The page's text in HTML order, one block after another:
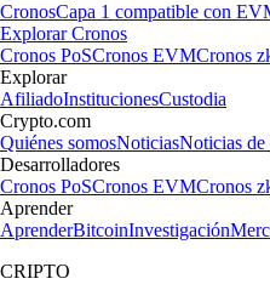
CronosCapa 1 compatible con
Explorar Cronos
Cronos PoSCronos EVMCronos
Explorar
AfiliadoInstitucionesCustodia
Crypto.com
Quiénes somosNoticiasNoticias de
Desarrolladores
Cronos PoSCronos EVMCronos
Aprender
AprenderBitcoinInvestigación
CRIPTO